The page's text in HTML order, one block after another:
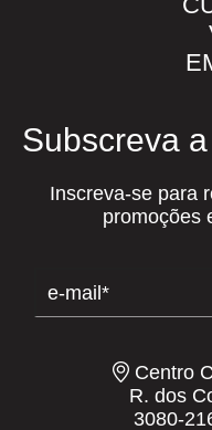
Subscreva
Inscreva-se para
promoções
Centro
R. dos
3080-